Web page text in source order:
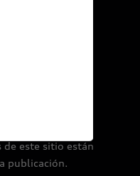
de este sitio están
publicación.